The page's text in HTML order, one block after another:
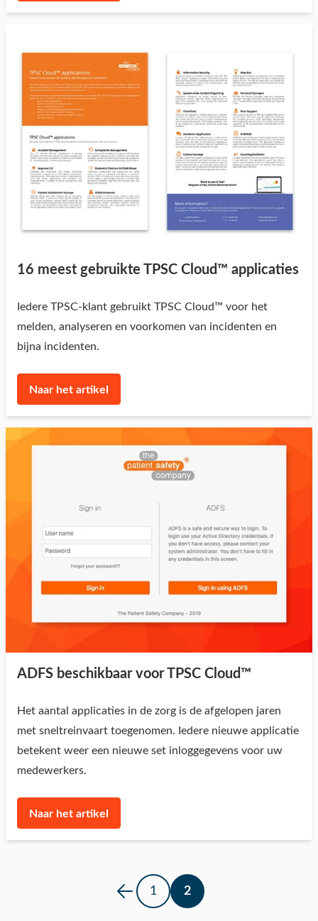
16 meest gebruikte TPSC Cloud™ applicaties
Iedere TPSC-klant gebruikt TPSC Cloud™ voor het
melden, analyseren en voorkomen van incidenten en
bijna incidenten.
Naar het artikel
ADFS beschikbaar voor TPSC Cloud™
Het aantal applicaties in de zorg is de afgelopen jaren
met sneltreinvaart toegenomen. Iedere nieuwe applicatie
betekent weer een nieuwe set inloggegevens voor uw
medewerkers.
Naar het artikel
1 2